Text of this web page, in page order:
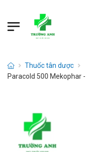
Thuốc tân dược
Paracold 500 Mekophar